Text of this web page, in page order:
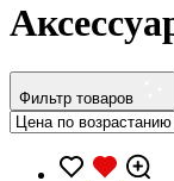
Фильтр товаров